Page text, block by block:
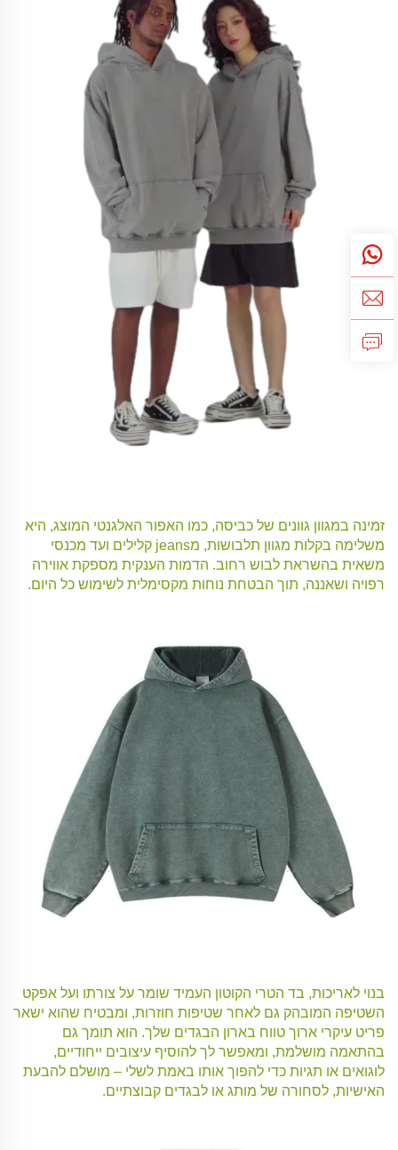
זמינה במגוון גוונים של כביסה, כמו האפור האלגנטי המוצג, היא
משלימה בקלות מגוון תלבושות, מjeans קלילים ועד מכנסי
משאית בהשראת לבוש רחוב. הדמות הענקית מספקת אווירה
רפויה ושאננה, תוך הבטחת נוחות מקסימלית לשימוש כל היום.
בנוי לאריכות, בד הטרי הקוטון העמיד שומר על צורתו ועל אפקט
השטיפה המובהק גם לאחר שטיפות חוזרות, ומבטיח שהוא ישאר
פריט עיקרי ארוך טווח בארון הבגדים שלך. הוא תומך גם
בהתאמה מושלמת, ומאפשר לך להוסיף עיצובים ייחודיים,
לוגואים או תגיות כדי להפוך אותו באמת לשלי – מושלם להבעת
האישיות, לסחורה של מותג או לבגדים קבוצתיים.